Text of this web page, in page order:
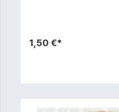
1,50 €*